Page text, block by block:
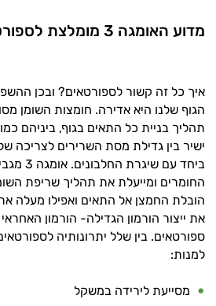
מדוע האומגה 3 מומלצת לספורטאים
איך כל זה קשור לספורטאים? ובכן
תהליך בניית כל התאים בגוף, ביניהם
ביחד עם
החומרים ומייעלת את תהליך שריפת
הובלת החמצן אל התאים ואפילו מעלה
את ייצור הורמון הגדילה- הורמון
למנות:
מסייעת לירידה במשקל
היי,
אני יועץ הבריאות האישי AI של טבע בריא.
ותזונת הספורט.